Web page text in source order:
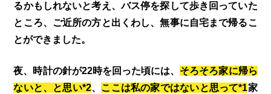
るかもしれないと考え、バス停を探して歩き回っていた
ところ、ご近所の方と出くわし、無事に自宅まで帰るこ
とができました。
夜、時計の針が22時を回った頃には、 そろそろ家に帰ら
ないと、と思い*2、 ここは私の家ではないと思って*1家